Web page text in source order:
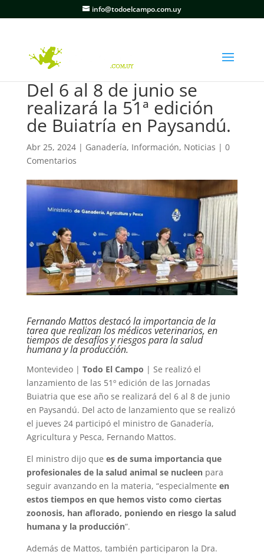
info@todoelcampo.com.uy
Del 6 al 8 de junio se
realizará la 51ª edición
de Buiatría en Paysandú.
Abr 25, 2024| Ganadería, Información, Noticias | 0
Comentarios
Fernando Mattos destacó la importancia de la
tarea que realizan los médicos veterinarios, en
tiempos de desafíos y riesgos para la salud
humana y la producción.
Montevideo | Todo El Campo | Se realizó el
lanzamiento de las 51º edición de las Jornadas
Buiatria que ese año se realizará del 6 al 8 de junio
en Paysandú. Del acto de lanzamiento que se realizó
el jueves 24 participó el ministro de Ganadería,
Agricultura y Pesca, Fernando Mattos.
El ministro dijo que es de suma importancia que
profesionales de la salud animal se nucleenpara
seguir avanzando en la materia, “especialmente en
estos tiempos en que hemos visto como ciertas
zoonosis, han aflorado, poniendo en riesgo la salud
humana y la producción”.
Además de Mattos, también participaron la Dra.